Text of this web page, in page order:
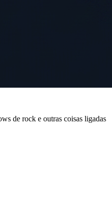
de rock e outras coisas ligadas